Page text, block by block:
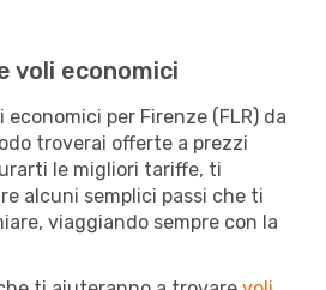
voli economici
per Firenze (FLR) da
troverai offerte a prezzi
le migliori tariffe, ti
alcuni semplici passi che ti
viaggiando sempre con la